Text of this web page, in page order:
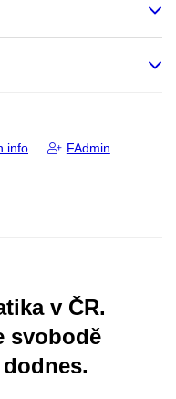
info FAdmin
v ČR.
svobodě